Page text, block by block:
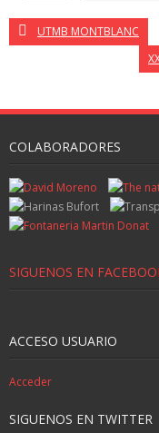
UTMB MONTBLANC
COLABORADORES
SIGUENOS EN
ACCESO USUARIO
Acceder
SIGUENOS EN TWITTER